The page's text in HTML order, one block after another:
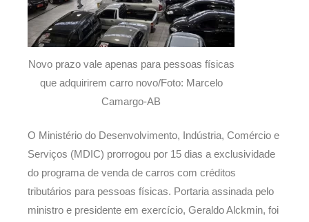
Novo prazo vale apenas para pessoas físicas
que adquirirem carro novo/Foto: Marcelo
Camargo-AB
O Ministério do Desenvolvimento, Indústria, Comércio e
Serviços (MDIC) prorrogou por 15 dias a exclusividade
do programa de venda de carros com créditos
tributários para pessoas físicas. Portaria assinada pelo
ministro e presidente em exercício, Geraldo Alckmin, foi